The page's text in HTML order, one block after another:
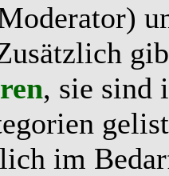
, sie sind
im